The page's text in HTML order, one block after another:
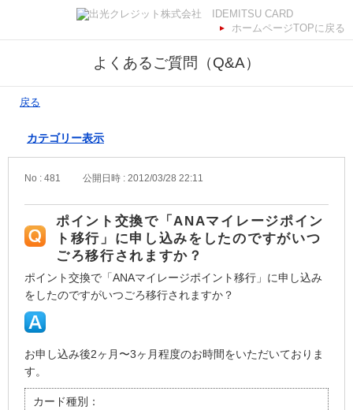
ホームページTOPに戻る
よくあるご質問（Q&A）
戻る
カテゴリー表示
No : 481 公開日時 : 2012/03/28 22:11
ポイント交換で「ANAマイレージポイン
ト移行」に申し込みをしたのですがいつ
ごろ移行されますか？
ポイント交換で「ANAマイレージポイント移行」に申し込み
をしたのですがいつごろ移行されますか？
お申し込み後2ヶ月〜3ヶ月程度のお時間をいただいておりま
す。
カード種別：